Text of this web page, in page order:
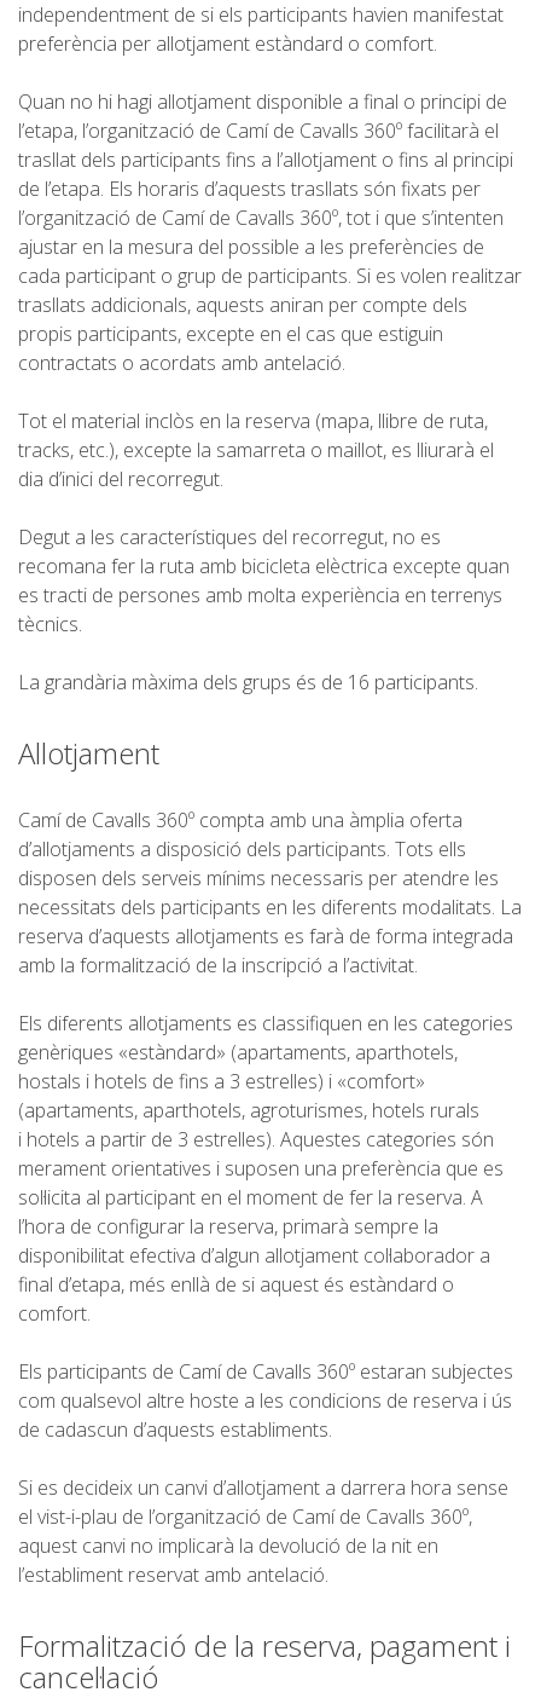
7 ETAPES
6 ETAPES
SELECCIÓ D’ETAPES
BTT
6 ETAPES
4 ETAPES
3 ETAPES
RUTA PER L’INTERIOR
TRAIL RUNNING
8 ETAPES
7 ETAPES
6 ETAPES
4 ETAPES
NON-STOP
NORMES I CRITERIS DE VALIDACIÓ
RÀNQUING
SERVEI D’ASSISTÈNCIA
ENVIA UN INTENT
PREU
SERVEIS INCLOSOS
independentment de si els participants havien manifestat
preferència per allotjament estàndard o comfort.
Quan no hi hagi allotjament disponible a final o principi de
l’etapa, l’organització de Camí de Cavalls 360º facilitarà el
trasllat dels participants fins a l’allotjament o fins al principi
de l’etapa. Els horaris d’aquests trasllats són fixats per
l’organització de Camí de Cavalls 360º, tot i que s’intenten
ajustar en la mesura del possible a les preferències de
cada participant o grup de participants. Si es volen realitzar
trasllats addicionals, aquests aniran per compte dels
propis participants, excepte en el cas que estiguin
contractats o acordats amb antelació.
Tot el material inclòs en la reserva (mapa, llibre de ruta,
tracks, etc.), excepte la samarreta o maillot, es lliurarà el
dia d’inici del recorregut.
Degut a les característiques del recorregut, no es
recomana fer la ruta amb bicicleta elèctrica excepte quan
es tracti de persones amb molta experiència en terrenys
tècnics.
La grandària màxima dels grups és de 16 participants.
Allotjament
Camí de Cavalls 360º compta amb una àmplia oferta
d’allotjaments a disposició dels participants. Tots ells
disposen dels serveis mínims necessaris per atendre les
necessitats dels participants en les diferents modalitats. La
reserva d’aquests allotjaments es farà de forma integrada
amb la formalització de la inscripció a l’activitat.
Els diferents allotjaments es classifiquen en les categories
genèriques «estàndard» (apartaments, aparthotels,
hostals i hotels de fins a 3 estrelles) i «comfort»
(apartaments, aparthotels, agroturismes, hotels rurals
i hotels a partir de 3 estrelles). Aquestes categories són
merament orientatives i suposen una preferència que es
sol·licita al participant en el moment de fer la reserva. A
l’hora de configurar la reserva, primarà sempre la
disponibilitat efectiva d’algun allotjament col·laborador a
final d’etapa, més enllà de si aquest és estàndard o
comfort.
Els participants de Camí de Cavalls 360º estaran subjectes
com qualsevol altre hoste a les condicions de reserva i ús
de cadascun d’aquests establiments.
Si es decideix un canvi d’allotjament a darrera hora sense
el vist-i-plau de l’organització de Camí de Cavalls 360º,
aquest canvi no implicarà la devolució de la nit en
l’establiment reservat amb antelació.
Formalització de la reserva, pagament i
cancel·lació